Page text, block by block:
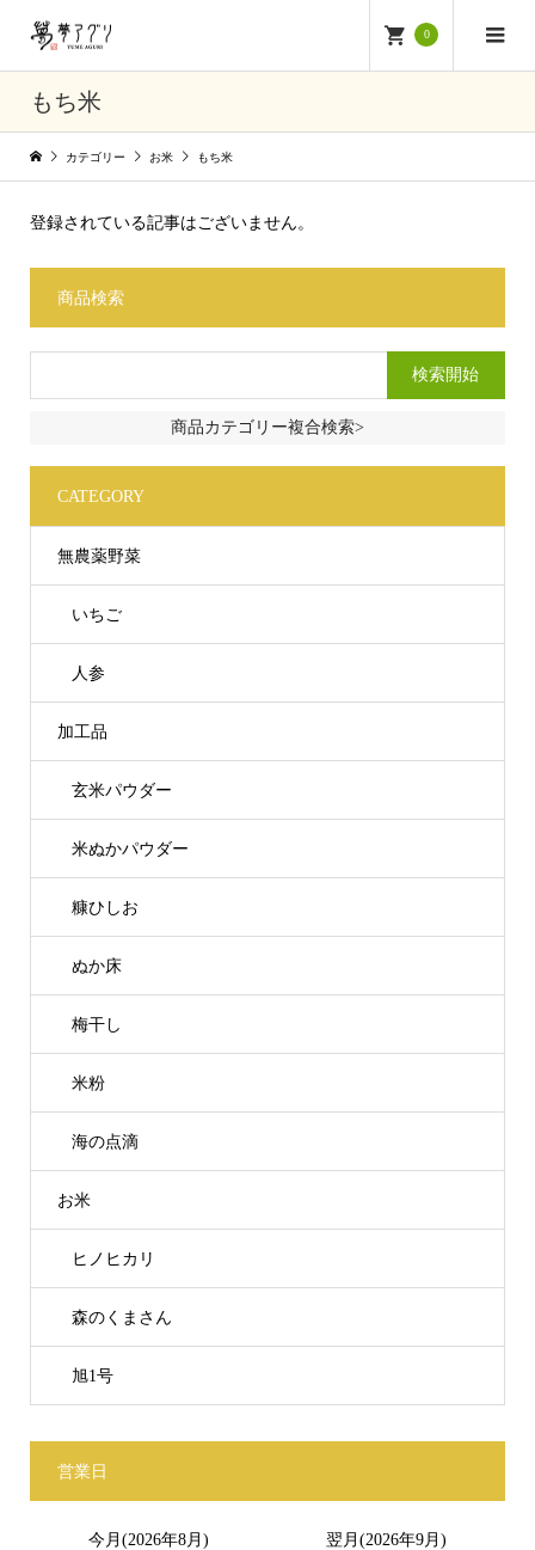
0
もち米
カテゴリー お米 もち米
登録されている記事はございません。
商品検索
商品カテゴリー複合検索>
CATEGORY
無農薬野菜
いちご
人参
加工品
玄米パウダー
米ぬかパウダー
糠ひしお
ぬか床
梅干し
米粉
海の点滴
お米
ヒノヒカリ
森のくまさん
旭1号
営業日
今月(2026年8月)
翌月(2026年9月)